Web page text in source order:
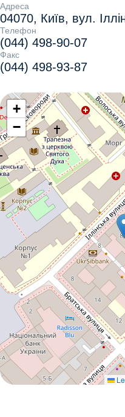
Адреса
04070, Київ, вул.
Телефон
(044) 498-90-07
Факс
(044) 498-93-87
+
−